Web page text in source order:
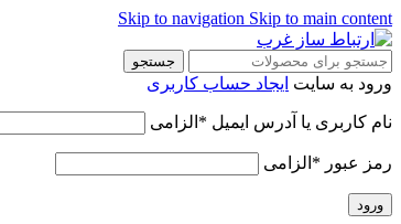
Skip to navigation Skip to main content
جستجو
ورود به سایت ایجاد حساب کاربری
نام کاربری یا آدرس ایمیل * الزامی
رمز عبور * الزامی
ورود